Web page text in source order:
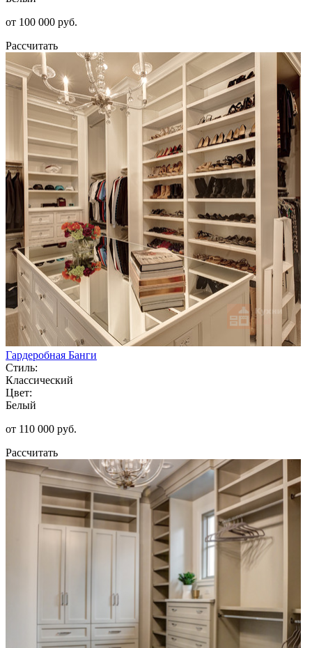
от 100 000 руб.
Рассчитать
Гардеробная Банги
Стиль:
Классический
Цвет:
Белый
от 110 000 руб.
Рассчитать